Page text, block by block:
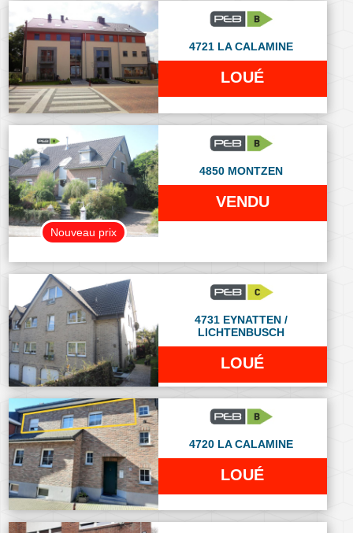
4721 LA CALAMINE
LOUÉ
Nouveau prix
4850 MONTZEN
VENDU
4731 EYNATTEN /
LICHTENBUSCH
LOUÉ
4720 LA CALAMINE
LOUÉ